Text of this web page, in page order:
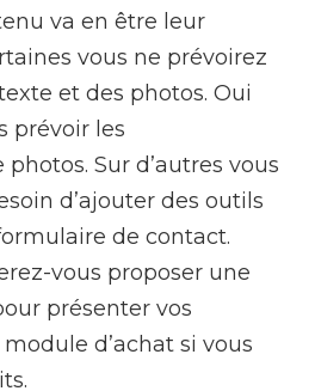
va en être leur
vous ne prévoirez
et des photos. Oui
prévoir les
Sur d’autres vous
d’ajouter des outils
de contact.
vous proposer une
présenter vos
d’achat si vous